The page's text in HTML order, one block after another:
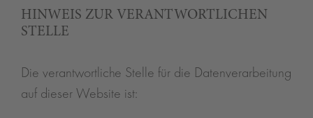
HINWEIS ZUR VERANTWORTLICHEN
STELLE
Die verantwortliche Stelle für die Datenverarbeitung
auf dieser Website ist: